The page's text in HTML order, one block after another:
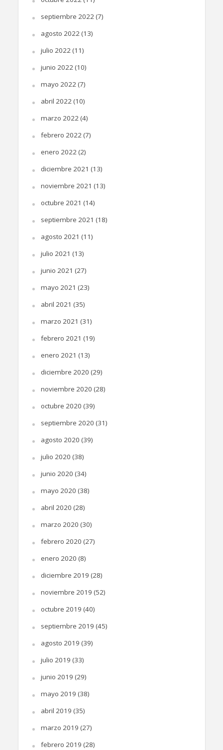
septiembre 2022(7)
agosto 2022(13)
julio 2022(11)
junio 2022(10)
mayo 2022(7)
abril 2022(10)
marzo 2022(4)
febrero 2022(7)
enero 2022(2)
diciembre 2021 (13)
noviembre 2021 (13)
octubre 2021 (14)
septiembre 2021 (18)
agosto 2021 (11)
julio 2021 (13)
junio 2021 (27)
mayo 2021 (23)
abril 2021 (35)
marzo 2021 (31)
febrero 2021 (19)
enero 2021 (13)
diciembre 2020 (29)
noviembre 2020 (28)
octubre 2020 (39)
septiembre 2020 (31)
agosto 2020 (39)
julio 2020 (38)
junio 2020 (34)
mayo 2020 (38)
abril 2020 (28)
marzo 2020 (30)
febrero 2020 (27)
enero 2020 (8)
diciembre 2019 (28)
noviembre 2019 (52)
octubre 2019 (40)
septiembre 2019 (45)
agosto 2019 (39)
julio 2019 (33)
junio 2019 (29)
mayo 2019 (38)
abril 2019 (35)
marzo 2019 (27)
febrero 2019 (28)